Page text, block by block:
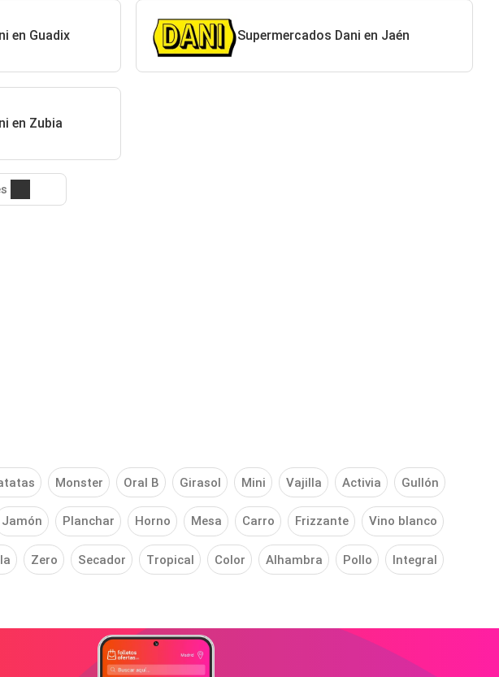
en Guadix Supermercados Dani en Jaén
en Zubia
Monster Oral B Girasol Mini Vajilla Activia Gullón
Jamón Planchar Horno Mesa Carro Frizzante Vino blanco
Zero Secador Tropical Color Alhambra Pollo Integral